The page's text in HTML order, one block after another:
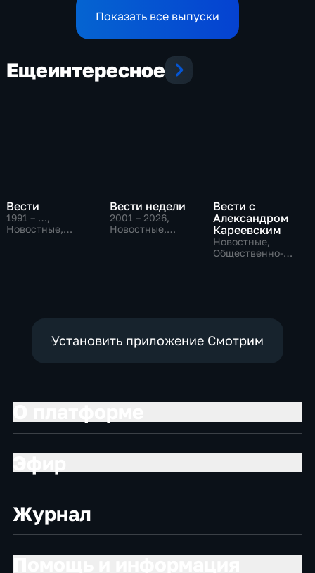
Показать все выпуски
Ещеинтересное
Вести
1991 – …,
Новостные,
Вести недели
2001 – 2026,
Новостные,
Вести с
Александром
Кареевским
Новостные,
Общественно-
Установить приложение Смотрим
Журнал